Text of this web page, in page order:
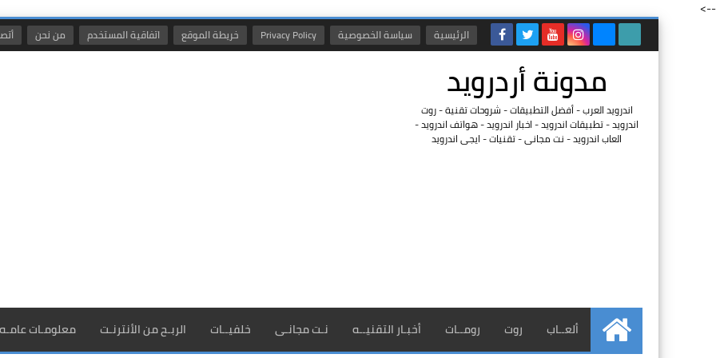
-->
الرئيسية سياسة الخصوصية Privacy Policy خريطة الموقع اتفاقية المستخدم من نحن
مدونة أردرويد
اندرويد العرب - أفضل التطبيقات - شروحات تقنية - روت
اندرويد - تطبيقات اندرويد - اخبار اندرويد - هواتف اندرويد -
العاب اندرويد - نت مجانى - تقنيات - ايجى اندرويد
الرئيسية
ألعــاب روت رومــات أخبـار التقنيــه نـت مجانـى خلفيــات الربـح من الأنترنـت معلومـات عامـه